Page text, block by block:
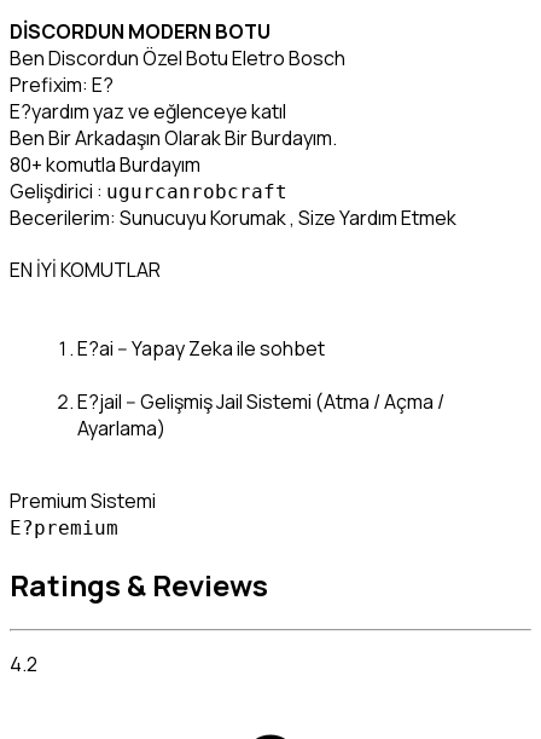
DİSCORDUN MODERN BOTU
Ben Discordun Özel Botu Eletro Bosch
Prefixim: E?
E?yardım yaz ve eğlenceye katıl
Ben Bir Arkadaşın Olarak Bir Burdayım.
80+ komutla Burdayım
Gelişdirici : ugurcanrobcraft
Becerilerim: Sunucuyu Korumak , Size Yardım Etmek
EN İYİ KOMUTLAR
E?ai -- Yapay Zeka ile sohbet
E?jail -- Gelişmiş Jail Sistemi (Atma / Açma /
Ayarlama)
E?premium
Ratings & Reviews
4.2